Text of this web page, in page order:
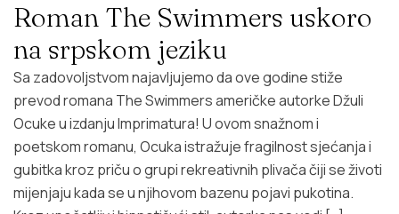
Roman The Swimmers uskoro
na srpskom jeziku
Sa zadovoljstvom najavljujemo da ove godine stiže
prevod romana The Swimmers američke autorke Džuli
Ocuke u izdanju Imprimatura! U ovom snažnom i
poetskom romanu, Ocuka istražuje fragilnost sjećanja i
gubitka kroz priču o grupi rekreativnih plivača čiji se životi
mijenjaju kada se u njihovom bazenu pojavi pukotina.